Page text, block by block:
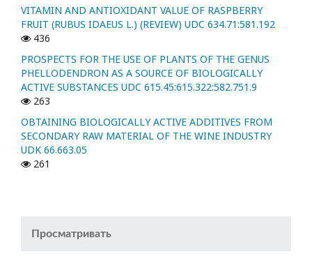
VITAMIN AND ANTIOXIDANT VALUE OF RASPBERRY
FRUIT (RUBUS IDAEUS L.) (REVIEW) UDC 634.71:581.192
436
PROSPECTS FOR THE USE OF PLANTS OF THE GENUS
PHELLODENDRON AS A SOURCE OF BIOLOGICALLY
ACTIVE SUBSTANCES UDC 615.45:615.322:582.751.9
263
OBTAINING BIOLOGICALLY ACTIVE ADDITIVES FROM
SECONDARY RAW MATERIAL OF THE WINE INDUSTRY
UDK 66.663.05
261
Просматривать